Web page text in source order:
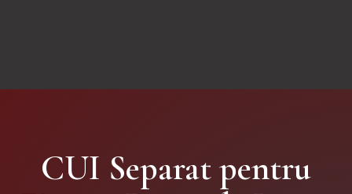
CUI Separat pentru